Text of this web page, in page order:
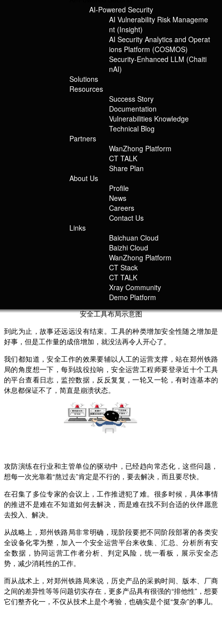
AI-Powered Security
AI Vulnerability Risk Manageme
nt (Insight)
AI Security Analytics and Operat
ions Platform (COSMOS)
Security-Enhanced LLM (Chaiti
nAI)
Solutions
Resources
Success Story
Documentation
Vulnerabilities Knowledge
Technical Blog
Partners
WanZhong Platform
CT TALK
Share Plan
About Us
Profile
News
Careers
Contact Us
Links
Baichuan Cloud
Baizhi Cloud
WanZhong Platform
CT Stack
CT TALK
Xray Community
Demo Platform
如此重要的交通枢纽，不仅是国家的，也是民生的，它有着单日承接
83 万+量级旅客、数百万次访问交互的信息系统，不能有一丝闪失。
在信息化建设不断冲锋、突破的很多年时间，在当时主要以合规驱动
的网络安全建设的大背景中，郑州铁路局就早已布局了很多先进的网
络安全保障技术和工具，并有体系化的标准和制度规范日常工作，保
证这艘信息化巨轮平稳前行。
2018 年，郑州铁路局真切的感受到了网络安全实战化的时代之风，攻
击的流量在时间上是集中的，招式和套路的落点是分散的。
在攻防演练的对抗中，郑州铁路局完成了安全建设的第一次跃迁，补
齐安全防御盲点。在外服网的纵深布局中——查缺补漏，对安全工具
的检验中——优胜劣汰，完成了外服网网络节点、流量、终端的覆
盖，同时安全扫描、安全管理、主动防御等手段也都布局完成，布设
安全工具布局示意图
到此为止，故事还远远没有结束。工具的种类增加安全性随之增加是
好事，但是工作量的成倍增加，就没法再令人开心了。
我们都知道，安全工作的效果要辅以人工的运营支撑，站在郑州铁路
局的角度想一下，每到战役拉响，安全运营工程师要登录近十个工具
的平台查看日志，监控数据，反反复复，一轮又一轮，有时连基本的
休息都保证不了，简直是崩溃状态。
攻防演练在行业和主管单位的驱动中，已经趋向常态化，这些问题，
想每一次光靠着“熬过去”肯定是不行的，要去解决，而且要尽快。
在召集了多位专家的会议上，工作推进犯了难。很多时候，具体事情
的推进不是难在不知道如何去解决，而是难在找不到合适的伙伴愿意
去投入、解决。
从战略上，郑州铁路局非常明确，现阶段要把不同阶段部署的各类安
全设备化零为整，加入一个安全运营平台来收集、汇总、分析所有安
全数据，协同运营工作者分析、判定风险，统一看板，展示安全态
势，减少消耗性的工作。
而从战术上，对郑州铁路局来说，历史产品的采购时间、版本、厂商
之间的差异性等等问题切实存在，更多产品具有很强的“排他性”，想要
它们整齐化一，不仅从技术上是个考验，也确实是个挺“复杂”的事儿。